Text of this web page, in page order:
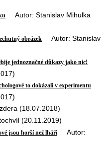
Autor: Stanislav Mihulka
obrázek Autor: Stanislav
jednoznačné důkazy jako nic!
to dokázali v experimentu
(18.07.2018)
(20.11.2019)
jsou horší než lháři Autor: